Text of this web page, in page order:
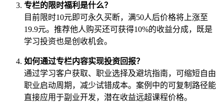
专栏的限时福利是什么？
目前限时10元即可永久买断，满50人后价格将上涨至
19.9元。推荐他人购买还可获得10%的收益分成，既是
学习投资也是创收机会。
如何通过专栏内容实现投资回报？
通过学习客户获取、职业选择及避坑指南，可缩短自由
职业启动周期，减少试错成本。案例中的可复制路径能
直接应用于副业开发，潜在收益远超课程价格。